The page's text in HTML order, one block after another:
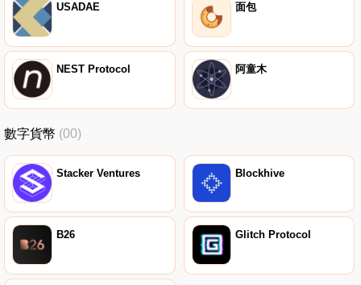
USADAE 面包
NEST Protocol 阿童木
數字貨幣 (00)
Stacker Ventures Blockhive
B26 Glitch Protocol